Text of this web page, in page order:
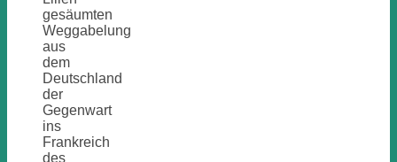
gesäumten
Weggabelung
aus
dem
Deutschland
der
Gegenwart
ins
Frankreich
des